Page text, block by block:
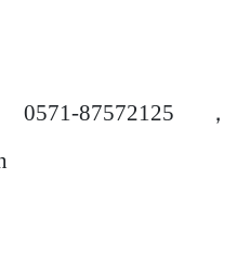
0571-87572125 ，